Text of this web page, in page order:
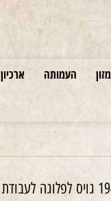
העמותה ארכיון